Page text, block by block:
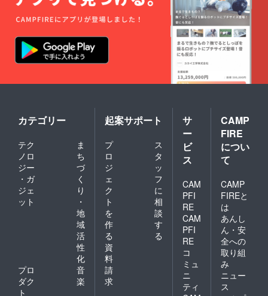
⸻
カテゴリー
テク
ノロ
ジー
・ガ
ジェ
ット
ま
ち
づ
く
り
・
地
域
活
性
化
プロ
ダク
ト
音
楽
起案サポート
プ
ロ
ジ
ェ
ク
ト
を
作
る
ス
タ
ッ
フ
に
相
談
す
る
資
料
請
求
サ
ー
ビ
ス
CAM
PFI
RE
CAM
PFI
RE
コ
ミュ
ニ
ティ
CAMP
FIRE
につい
て
CAMP
FIREと
は
あんし
ん・安
全への
取り組
み
ニュー
ス